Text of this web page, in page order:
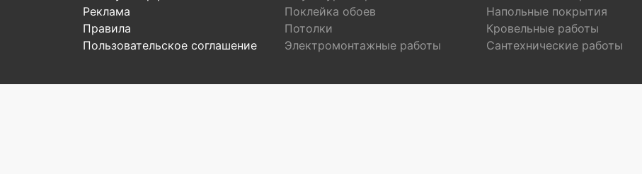
Реклама
Правила
Пользовательское соглашение
Поклейка обоев
Напольные покрытия
Потолки
Кровельные работы
Электромонтажные работы
Сантехнические работы